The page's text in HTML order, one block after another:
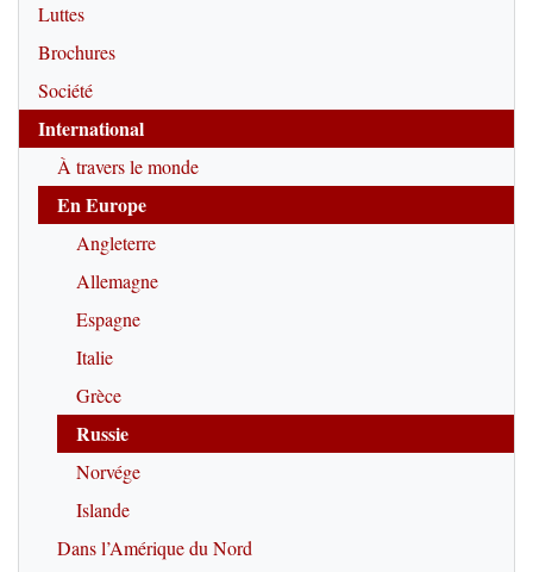
Luttes
Brochures
Société
International
À travers le monde
En Europe
Angleterre
Allemagne
Espagne
Italie
Grèce
Russie
Norvége
Islande
Dans l’Amérique du Nord